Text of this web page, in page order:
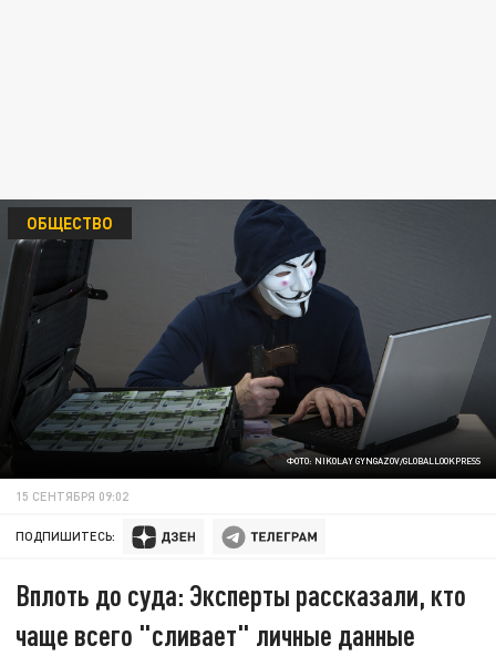
ФОТО: NIKOLAY GYNGAZOV/GLOBALLOOKPRESS
ОБЩЕСТВО
15 СЕНТЯБРЯ 09:02
ПОДПИШИТЕСЬ:
Вплоть до суда: Эксперты рассказали, кто
чаще всего "сливает" личные данные